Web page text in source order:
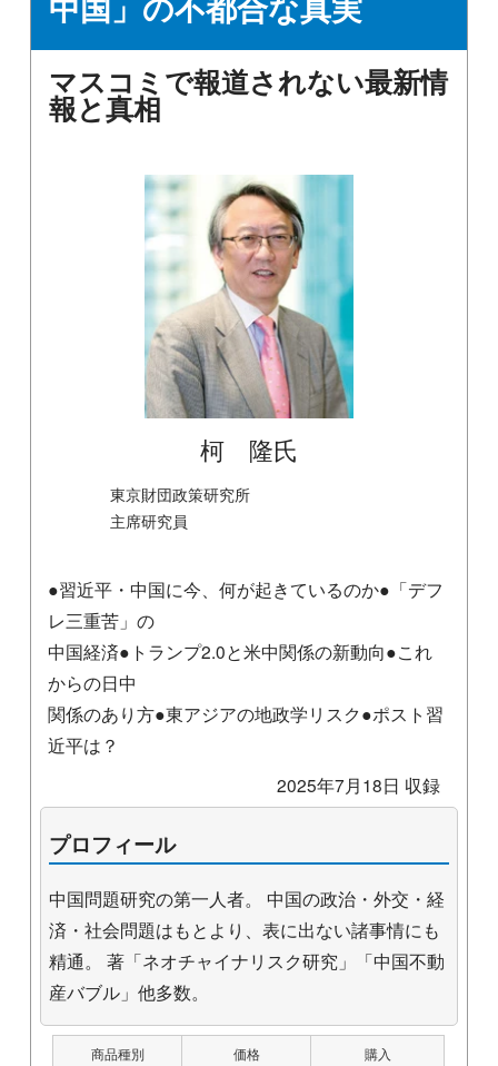
マスコミで報道されない最新情
報と真相
柯 隆氏
東京財団政策研究所
主席研究員
●習近平・中国に今、何が起きているのか●「デフ
レ三重苦」の
中国経済●トランプ2.0と米中関係の新動向●これ
からの日中
関係のあり方●東アジアの地政学リスク●ポスト習
近平は？
2025年7月18日 収録
プロフィール
中国問題研究の第一人者。 中国の政治・外交・経
済・社会問題はもとより、表に出ない諸事情にも
精通。 著「ネオチャイナリスク研究」「中国不動
産バブル」他多数。
商品種別 価格 購入